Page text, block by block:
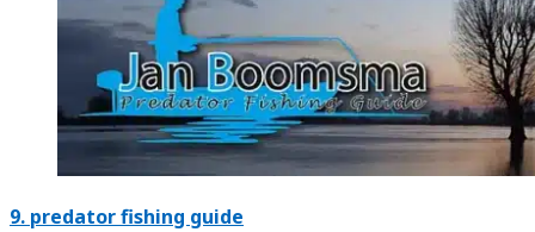
9. predator fishing guide